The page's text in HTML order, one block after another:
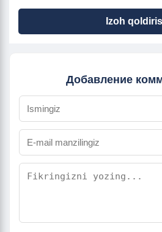
Izoh
Добавление